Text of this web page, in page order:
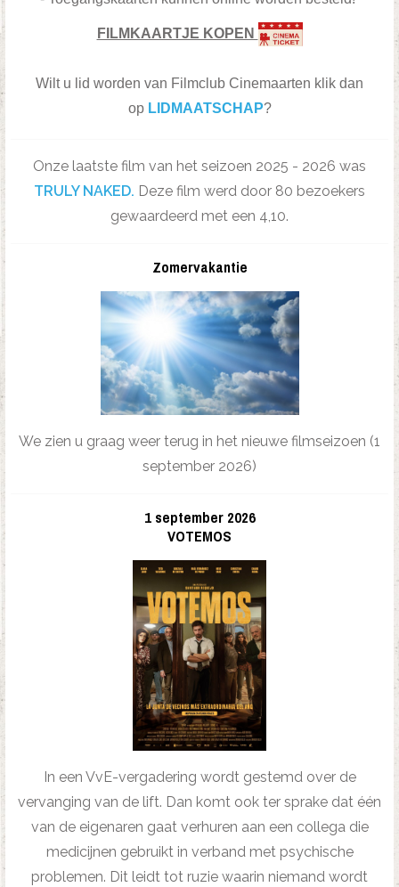
FILMKAARTJE KOPEN
Wilt u lid worden van Filmclub Cinemaarten klik dan
op LIDMAATSCHAP?
Onze laatste film van het seizoen 2025 - 2026 was
TRULY NAKED. Deze film werd door 80 bezoekers
gewaardeerd met een 4,10.
Zomervakantie
We zien u graag weer terug in het nieuwe filmseizoen (1
september 2026)
1 september 2026
VOTEMOS
In een VvE-vergadering wordt gestemd over de
vervanging van de lift. Dan komt ook ter sprake dat één
van de eigenaren gaat verhuren aan een collega die
medicijnen gebruikt in verband met psychische
problemen. Dit leidt tot ruzie waarin niemand wordt